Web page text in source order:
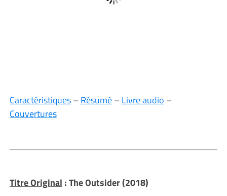
Caractéristiques–Résumé–Livre audio –
Couvertures
Titre Original : The Outsider (2018)